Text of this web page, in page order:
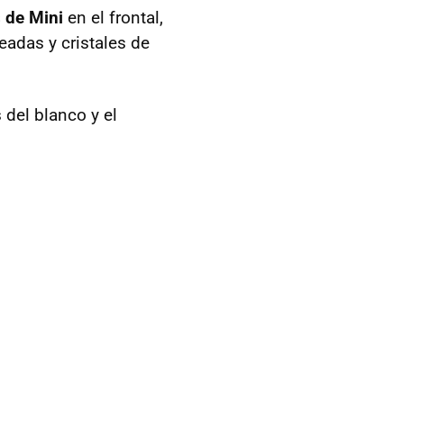
de Mini en el frontal,
y cristales de
blanco y el